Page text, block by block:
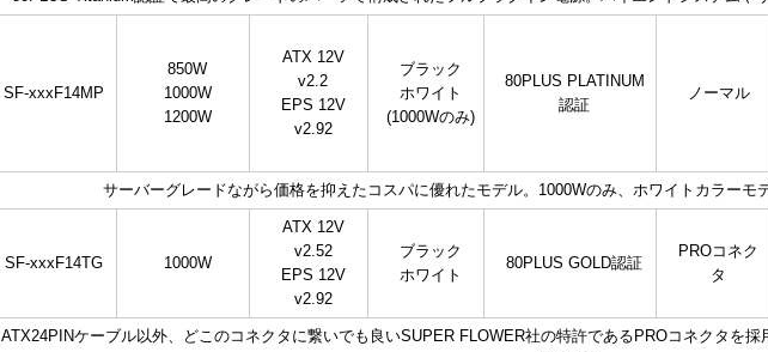
SF-xxxF14MP
850W
1000W
1200W
ATX 12V
v2.2
EPS 12V
v2.92
ブラック
ホワイト
(1000Wのみ)
80PLUS PLATINUM
認証
ノーマル
サーバーグレードながら価格を抑えたコスパに優れたモデル。1000Wのみ、ホワイトカラーモ
SF-xxxF14TG 1000W
ATX 12V
v2.52
EPS 12V
v2.92
ブラック
ホワイト
80PLUS GOLD認証
PROコネク
タ
ATX24PINケーブル以外、どこのコネクタに繋いでも良いSUPER FLOWER社の特許であるPROコネクタを